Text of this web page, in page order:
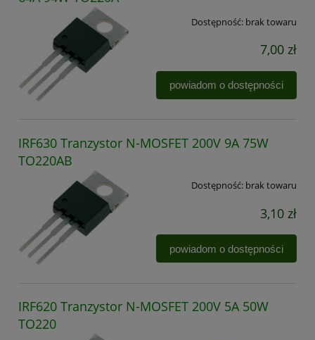
Dostępność: brak towaru
7,00 zł
powiadom o dostępności
IRF630 Tranzystor N-MOSFET 200V 9A 75W
TO220AB
Dostępność: brak towaru
3,10 zł
powiadom o dostępności
IRF620 Tranzystor N-MOSFET 200V 5A 50W
TO220